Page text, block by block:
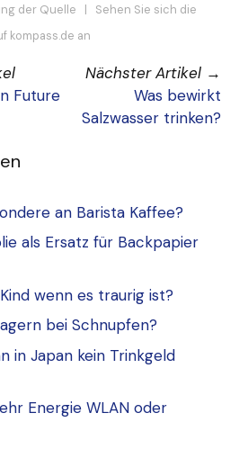
der Quelle | Sehen Sie sich die
kompass.de an
Future
Nächster Artikel →
Was bewirkt
Salzwasser trinken?
an Barista Kaffee?
als Ersatz für Backpapier
wenn es traurig ist?
bei Schnupfen?
in Japan kein Trinkgeld
Energie WLAN oder